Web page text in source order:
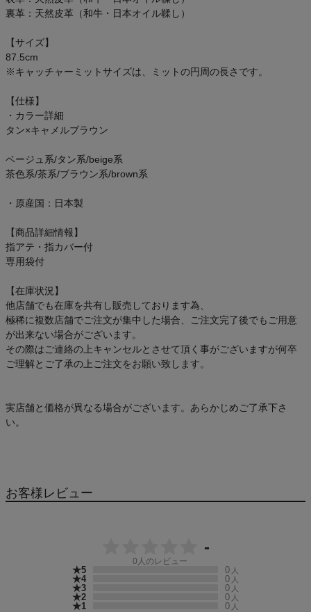
ご利用ガイド
クーポン一覧
プロテイン・サプリメントまとめ買い
アウトレットセール
スタッフブログ
裏革：天然皮革（和牛・日本オイル鞣し）
【サイズ】
87.5cm
※キャッチャーミットサイズは、ミットの円周の長さです。
【仕様】
・カラー詳細
タン×キャメルブラウン
ベージュ系/タン系/beige系
茶色系/茶系/ブラウン系/brown系
・原産国：日本製
【商品詳細情報】
指アテ・指カバー付
専用袋付
【在庫状況】
他店舗でも在庫を共有し販売しております為、
極稀に複数店舗でご注文が集中した場合、ご注文完了後でもご用意
が出来ない場合がございます。
その際はご連絡の上キャンセルとさせて頂く事がございますが何卒
ご理解とご了承の上ご注文をお願い致します。
実店舗と価格が異なる場合がございます。あらかじめご了承下さ
い。
お客様レビュー
-
0 人のレビュー
★5 0 人
★4 0 人
★3 0 人
★2 0 人
★1 0 人